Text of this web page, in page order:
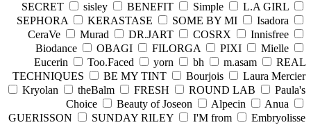
SECRET
sisley BENEFIT Simple
L.A GIRL
SEPHORA
KERASTASE SOME BY MI
Isadora
CeraVe
Murad DR.JART COSRX
Innisfree
Biodance
OBAGI FILORGA PIXI
Mielle
Eucerin
Too.Faced yorn bh m.asam
REAL
TECHNIQUES
BE MY TINT Bourjois
Laura Mercier
Kryolan
theBalm FRESH ROUND LAB
Paula's
Choice
Beauty of Joseon Alpecin
Anua
GUERISSON
SUNDAY RILEY I'M from
Embryolisse